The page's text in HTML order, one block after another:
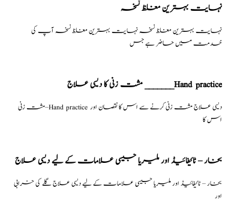
نہایت بہترین مغلظ نسخہ
نہایت بہترین مغلظ نسخہ نہایت بہترین مغلظ نسخہ آپ کی
خدمت میں حاضر ہے جس
مشت زنی کا دیسی علاج _______Hand practice
مشت زنی–Hand practice دیسی علاج مشت زنی کرنے سے اس کا نقصان اور
اس کا
بخار – ٹائیفائیڈ اور ملیریا جیسی علامات کے لیے دیسی علاج
بخار – ٹائیفائیڈ اور ملیریا جیسی علامات کے لیے دیسی علاج گلے کی خرابی
اور